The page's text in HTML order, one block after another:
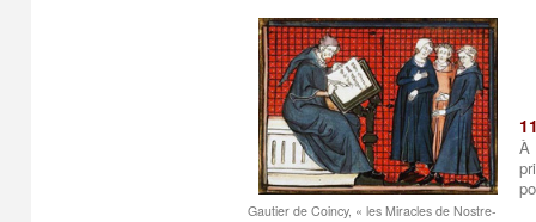
Gautier de Coincy, « les Miracles de Nostre-
À